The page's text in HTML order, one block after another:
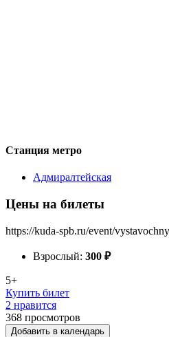
Станция метро
Адмиралтейская
Цены на билеты
https://kuda-spb.ru/event/
Взрослый: 300 ₽
5+
Купить билет
2 нравится
368 просмотров
Добавить в календарь